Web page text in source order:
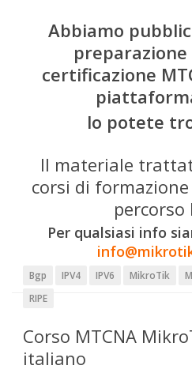
Abbiamo
preparazione
certificazione
lo potete
Il materiale
corsi di
percorso
Per qualsiasi info
Bgp IPV4 IPV6 MikroTik
RIPE
Corso MTCNA
italiano